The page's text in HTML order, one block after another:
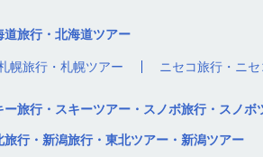
道旅行・北海道ツアー
幌旅行・札幌ツアー ニセコ旅行・ニ
ー旅行・スキーツアー・スノボ旅行・スノボ
旅行・新潟旅行・東北ツアー・新潟ツアー